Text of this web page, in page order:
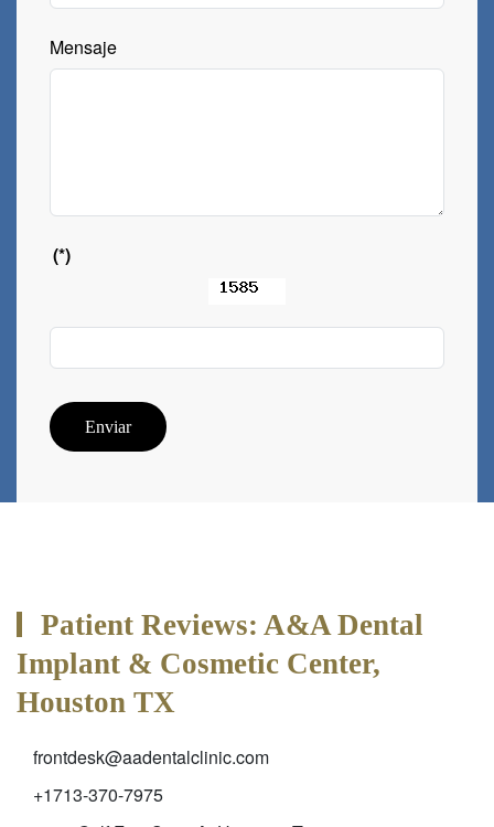
Mensaje
(*)
Enviar
Patient Reviews: A&A Dental
Implant & Cosmetic Center,
Houston TX
frontdesk@aadentalclinic.com
+1713-370-7975